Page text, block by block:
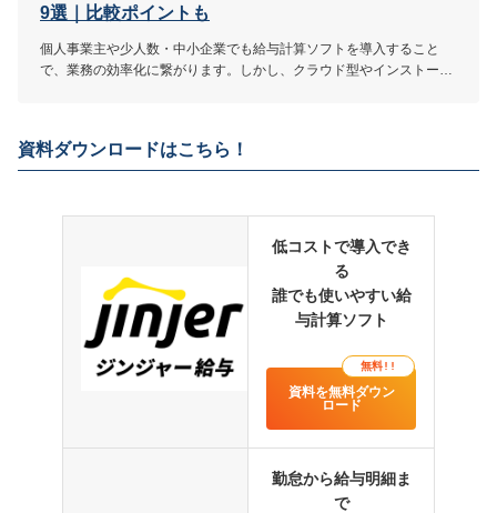
評価・口コミ(一部抜粋)
いないか人的労力を投下し確認していましたが、本サービス導入
に伴い入力ミスの箇所を視覚的アラート機能で通知されるので確
勤怠データの取り込みさえすればほぼワンボタンで完結する。新
設子会社で人数が少ないだけに工数をかけるわけにはいかない状
態でしたので、この簡単さは大きなメリットでした。 また、クラ
ウドサービスなだけあってソフトのインストールが必要無いこと
も大きなメリットでした。 最近は当サービスが給与計算ソフトの
主流となりつつある為、中途採用した従業員も利用経験があるこ
とがほとんどだった為、引継ぎにかかる時間を削減できることも
良い点の一つであると感じております。
社会保険や所得税の計算を自動でしてくれるので計算間違いが基
本ないので手間がかからなくなりました。保険料が変わっても自
動で更新されるのでチェックするだけで済みます。給与明細も
も良いのもメリットの一つです。それと、MFクラウド会計と連動
しているので自動で給与の仕訳の記帳がされるのが便利だと感じ
9選｜比較ポイントも
個人事業主や少人数・中小企業でも給与計算ソフトを導入すること
で、業務の効率化に繋がります。しかし、クラウド型やインストール
資料ダウンロードはこちら！
低コストで導入でき
る
誰でも使いやすい給
与計算ソフト
無料!!
資料を無料ダウン
ロード
勤怠から給与明細ま
で